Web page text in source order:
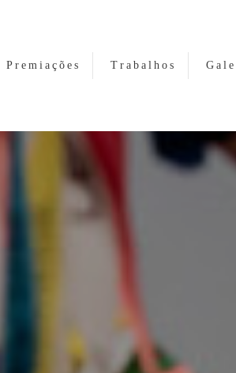
Premiações Trabalhos